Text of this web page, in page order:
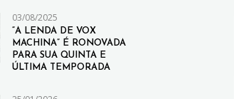
03/08/2025
“A LENDA DE VOX
MACHINA” É RONOVADA
PARA SUA QUINTA E
ÚLTIMA TEMPORADA